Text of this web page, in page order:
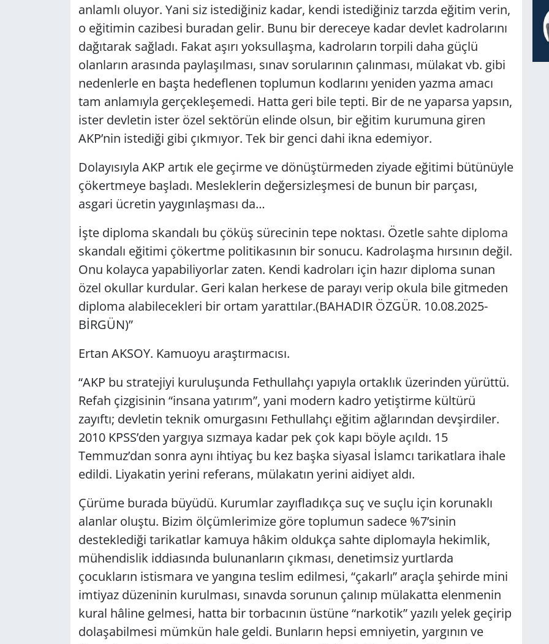
anlamlı oluyor. Yani siz istediğiniz kadar, kendi istediğiniz tarzda eğitim verin,
o eğitimin cazibesi buradan gelir. Bunu bir dereceye kadar devlet kadrolarını
dağıtarak sağladı. Fakat aşırı yoksullaşma, kadroların torpili daha güçlü
olanların arasında paylaşılması, sınav sorularının çalınması, mülakat vb. gibi
nedenlerle en başta hedeflenen toplumun kodlarını yeniden yazma amacı
tam anlamıyla gerçekleşemedi. Hatta geri bile tepti. Bir de ne yaparsa yapsın,
ister devletin ister özel sektörün elinde olsun, bir eğitim kurumuna giren
AKP’nin istediği gibi çıkmıyor. Tek bir genci dahi ikna edemiyor.
Dolayısıyla AKP artık ele geçirme ve dönüştürmeden ziyade eğitimi bütünüyle
çökertmeye başladı. Mesleklerin değersizleşmesi de bunun bir parçası,
asgari ücretin yaygınlaşması da…
İşte diploma skandalı bu çöküş sürecinin tepe noktası. Özetle sahte diploma
skandalı eğitimi çökertme politikasının bir sonucu. Kadrolaşma hırsının değil.
Onu kolayca yapabiliyorlar zaten. Kendi kadroları için hazır diploma sunan
özel okullar kurdular. Geri kalan herkese de parayı verip okula bile gitmeden
diploma alabilecekleri bir ortam yarattılar.(BAHADIR ÖZGÜR. 10.08.2025-
BİRGÜN)”
Ertan AKSOY. Kamuoyu araştırmacısı.
“AKP bu stratejiyi kuruluşunda Fethullahçı yapıyla ortaklık üzerinden yürüttü.
Refah çizgisinin “insana yatırım”, yani modern kadro yetiştirme kültürü
zayıftı; devletin teknik omurgasını Fethullahçı eğitim ağlarından devşirdiler.
2010 KPSS’den yargıya sızmaya kadar pek çok kapı böyle açıldı. 15
Temmuz’dan sonra aynı ihtiyaç bu kez başka siyasal İslamcı tarikatlara ihale
edildi. Liyakatin yerini referans, mülakatın yerini aidiyet aldı.
Çürüme burada büyüdü. Kurumlar zayıfladıkça suç ve suçlu için korunaklı
alanlar oluştu. Bizim ölçümlerimize göre toplumun sadece %7’sinin
desteklediği tarikatlar kamuya hâkim oldukça sahte diplomayla hekimlik,
mühendislik iddiasında bulunanların çıkması, denetimsiz yurtlarda
çocukların istismara ve yangına teslim edilmesi, “çakarlı” araçla şehirde mini
imtiyaz düzeninin kurulması, sınavda sorunun çalınıp mülakatta elenmenin
kural hâline gelmesi, hatta bir torbacının üstüne “narkotik” yazılı yelek geçirip
dolaşabilmesi mümkün hale geldi. Bunların hepsi emniyetin, yargının ve